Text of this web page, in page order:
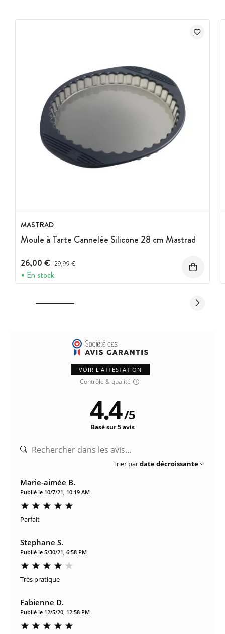
MASTRAD
Moule à Tarte Cannelée Silicone 28 cm Mastrad
26,00 € Prix avant réduction :
29,99 €
En stock
VOIR L'ATTESTATION
Contrôle & qualité
4.4/5
Basé sur 5 avis
Trier pardate décroissante
Marie-aimée B.
Publié le 10/7/21, 10:19 AM
Parfait
Stephane S.
Publié le 5/30/21, 6:58 PM
Très pratique
Fabienne D.
Publié le 12/5/20, 12:58 PM